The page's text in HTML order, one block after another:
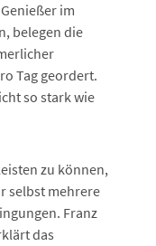
im
belegen die
Tag geordert.
so stark wie
zu können,
selbst mehrere
Franz
das